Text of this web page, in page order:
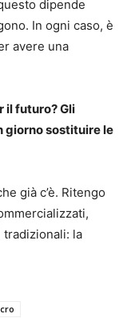
dipende
In ogni caso, è
avere una
il futuro? Gli
giorno sostituire le
già c’è. Ritengo
la